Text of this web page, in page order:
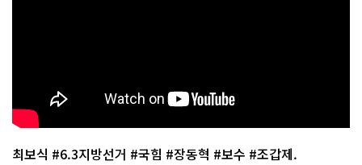
최보식 #6.3지방선거 #국힘 #장동혁 #보수 #조갑제.